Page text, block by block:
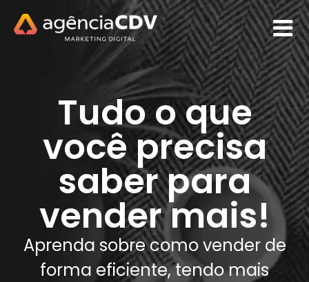
Tudo o que
você precisa
saber para
vender mais!
Aprenda sobre como vender de
forma eficiente, tendo mais